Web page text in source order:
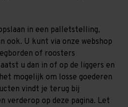
in een palletstelling,
ook. U kunt via onze webshop
of roosters
u dan in of op de liggers en
mogelijk om losse goederen
vindt je terug bij
verderop op deze pagina. Let